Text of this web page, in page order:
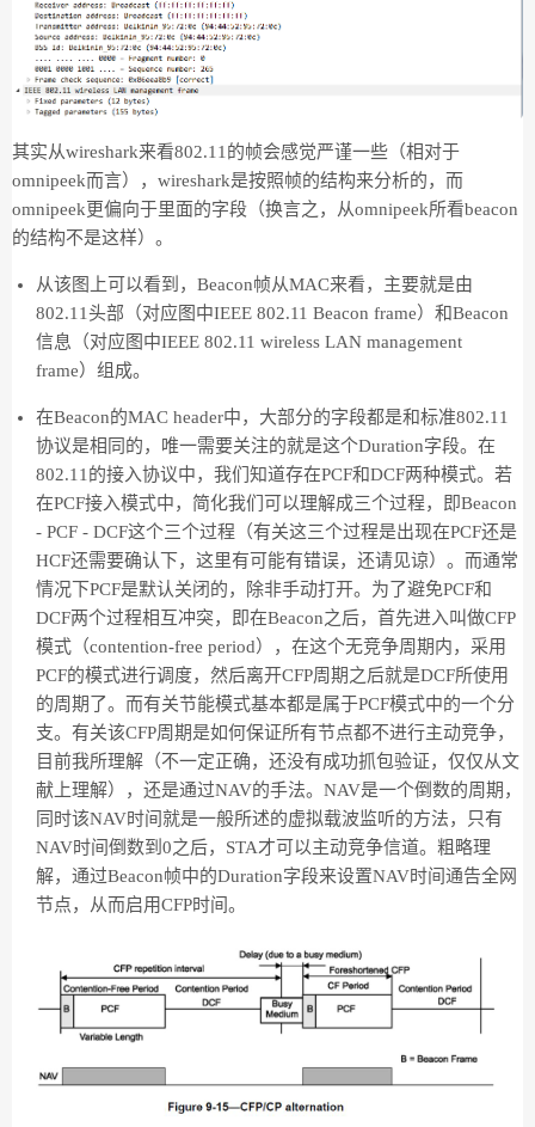
其实从wireshark来看802.11的帧会感觉严谨一些（相对于
omnipeek而言），wireshark是按照帧的结构来分析的，而
omnipeek更偏向于里面的字段（换言之，从omnipeek所看beacon
的结构不是这样）。
从该图上可以看到，Beacon帧从MAC来看，主要就是由
802.11头部（对应图中IEEE 802.11 Beacon frame）和Beacon
信息（对应图中IEEE 802.11 wireless LAN management
frame）组成。
在Beacon的MAC header中，大部分的字段都是和标准802.11
协议是相同的，唯一需要关注的就是这个Duration字段。在
802.11的接入协议中，我们知道存在PCF和DCF两种模式。若
在PCF接入模式中，简化我们可以理解成三个过程，即Beacon
- PCF - DCF这个三个过程（有关这三个过程是出现在PCF还是
HCF还需要确认下，这里有可能有错误，还请见谅）。而通常
情况下PCF是默认关闭的，除非手动打开。为了避免PCF和
DCF两个过程相互冲突，即在Beacon之后，首先进入叫做CFP
模式（contention-free period），在这个无竞争周期内，采用
PCF的模式进行调度，然后离开CFP周期之后就是DCF所使用
的周期了。而有关节能模式基本都是属于PCF模式中的一个分
支。有关该CFP周期是如何保证所有节点都不进行主动竞争，
目前我所理解（不一定正确，还没有成功抓包验证，仅仅从文
献上理解），还是通过NAV的手法。NAV是一个倒数的周期，
同时该NAV时间就是一般所述的虚拟载波监听的方法，只有
NAV时间倒数到0之后，STA才可以主动竞争信道。粗略理
解，通过Beacon帧中的Duration字段来设置NAV时间通告全网
节点，从而启用CFP时间。